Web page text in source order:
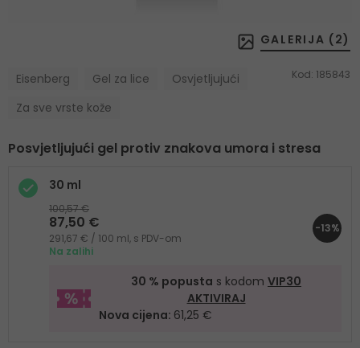
GALERIJA ( 2)
Eisenberg Gel za lice
Osvjetljujući
Za sve vrste kože
Kod: 185843
Posvjetljujući gel protiv znakova umora i stresa
30 ml
100,57 €
87,50 €
291,67 € / 100 ml, s PDV-om
Na zalihi
-13%
30 % popusta s kodom VIP30
AKTIVIRAJ
Nova cijena: 61,25 €